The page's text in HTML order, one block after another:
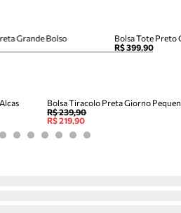
Grande Bolso
Bolsa Tote Preto
R$ 399,90
Bolsa Tiracolo Preta Giorno
R$ 239,90
R$ 219,90